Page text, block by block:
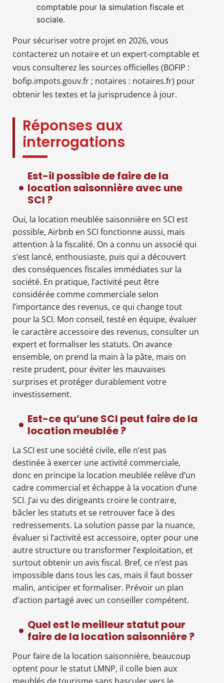
comptable pour la simulation fiscale et
sociale.
Pour sécuriser votre projet en 2026, vous
contacterez un notaire et un expert-comptable et
vous consulterez les sources officielles (BOFIP :
bofip.impots.gouv.fr ; notaires : notaires.fr) pour
obtenir les textes et la jurisprudence à jour.
Réponses aux
interrogations
Est-il possible de faire de la
location saisonnière avec une
SCI ?
Oui, la location meublée saisonnière en SCI est
possible, Airbnb en SCI fonctionne aussi, mais
attention à la fiscalité. On a connu un associé qui
s’est lancé, enthousiaste, puis qui a découvert
des conséquences fiscales immédiates sur la
société. En pratique, l’activité peut être
considérée comme commerciale selon
l’importance des revenus, ce qui change tout
pour la SCI. Mon conseil, testé en équipe, évaluer
le caractère accessoire des revenus, consulter un
expert et formaliser les statuts. On avance
ensemble, on prend la main à la pâte, mais on
reste prudent, pour éviter les mauvaises
surprises et protéger durablement votre
investissement.
Est-ce qu’une SCI peut faire de la
location meublée ?
La SCI est une société civile, elle n’est pas
destinée à exercer une activité commerciale,
donc en principe la location meublée relève d’un
cadre commercial et échappe à la vocation d’une
SCI. J’ai vu des dirigeants croire le contraire,
bâcler les statuts et se retrouver face à des
redressements. La solution passe par la nuance,
évaluer si l’activité est accessoire, opter pour une
autre structure ou transformer l’exploitation, et
surtout obtenir un avis fiscal. Bref, ce n’est pas
impossible dans tous les cas, mais il faut bosser
malin, anticiper et formaliser. Prévoir un plan
d’action partagé avec un conseiller compétent.
Quel est le meilleur statut pour
faire de la location saisonnière ?
Pour faire de la location saisonnière, beaucoup
optent pour le statut LMNP, il colle bien aux